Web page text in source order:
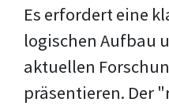
Es erfordert eine
logischen Aufbau
aktuellen
präsentieren. Der